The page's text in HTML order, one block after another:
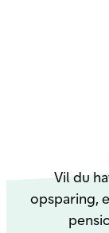
Vil du
opsparing,